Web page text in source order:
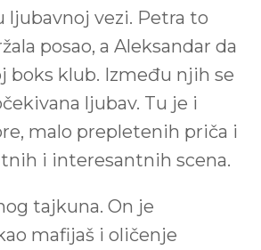
ljubavnoj vezi. Petra to
posao, a Aleksandar da
boks klub. Između njih se
ljubav. Tu je i
malo prepletenih priča i
i interesantnih scena.
tajkuna. On je
mafijaš i oličenje